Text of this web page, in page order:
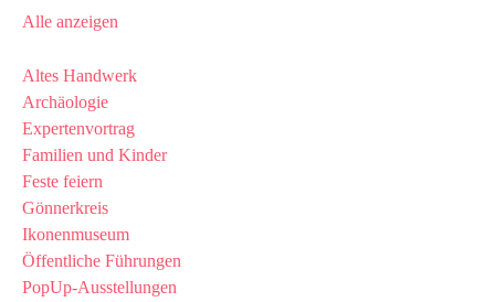
Alle anzeigen
Altes Handwerk
Archäologie
Expertenvortrag
Familien und Kinder
Feste feiern
Gönnerkreis
Ikonenmuseum
Öffentliche Führungen
PopUp-Ausstellungen